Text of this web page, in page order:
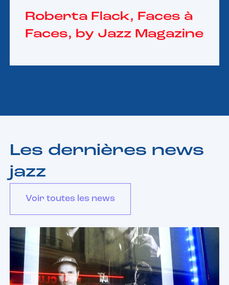
Roberta Flack, Faces à
Faces, by Jazz Magazine
Les dernières news
jazz
Voir toutes les news